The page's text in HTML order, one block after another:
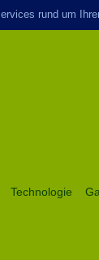
rund um
Technologie